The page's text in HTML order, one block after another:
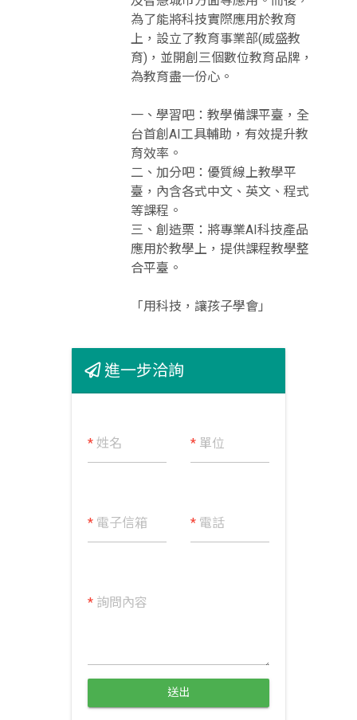
為了能將科技實際應用於教育
上，設立了教育事業部(威盛教
育)，並開創三個數位教育品牌，
為教育盡一份心。
一、學習吧：教學備課平臺，全
台首創AI工具輔助，有效提升教
育效率。
二、加分吧：優質線上教學平
臺，內含各式中文、英文、程式
等課程。
三、創造栗：將專業AI科技產品
應用於教學上，提供課程教學整
合平臺。
「用科技，讓孩子學會」
進一步洽詢
*姓名 * 單位
*電子信箱 * 電話
*詢問內容
送出